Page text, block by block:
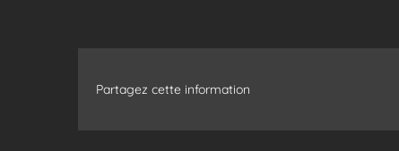
Partagez cette information